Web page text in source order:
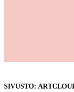
SIVUSTO: